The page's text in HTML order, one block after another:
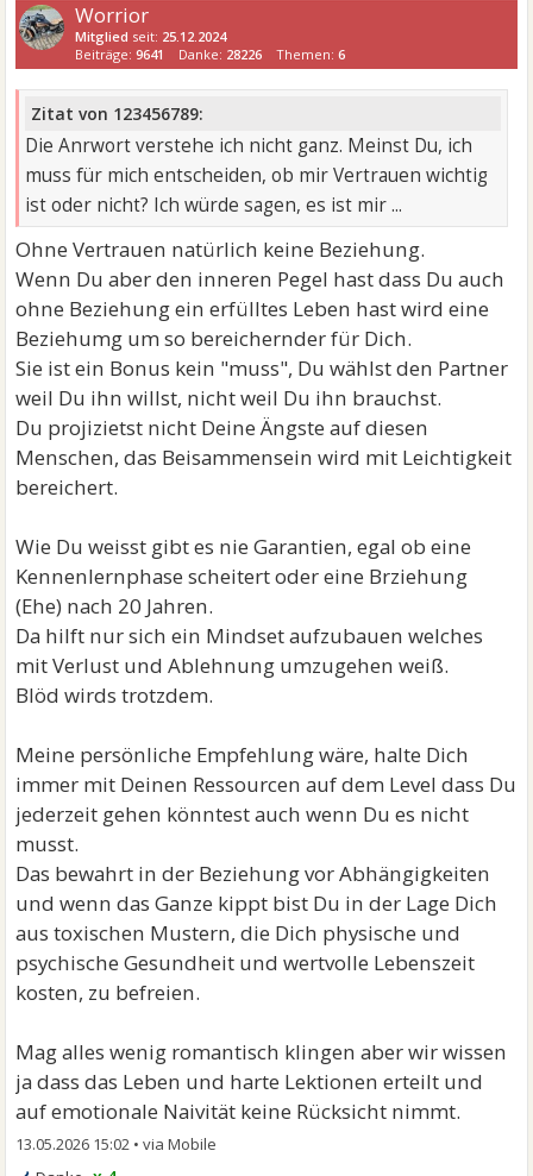
Worrior
Mitglied seit: 25.12.2024
Beiträge:9641 Danke: 28226 Themen:6
Zitat von 123456789:
Die Anrwort verstehe ich nicht ganz. Meinst Du, ich
muss für mich entscheiden, ob mir Vertrauen wichtig
ist oder nicht? Ich würde sagen, es ist mir ...
Ohne Vertrauen natürlich keine Beziehung.
Wenn Du aber den inneren Pegel hast dass Du auch
ohne Beziehung ein erfülltes Leben hast wird eine
Beziehumg um so bereichernder für Dich.
Sie ist ein Bonus kein "muss", Du wählst den Partner
weil Du ihn willst, nicht weil Du ihn brauchst.
Du projizietst nicht Deine Ängste auf diesen
Menschen, das Beisammensein wird mit Leichtigkeit
bereichert.
Wie Du weisst gibt es nie Garantien, egal ob eine
Kennenlernphase scheitert oder eine Brziehung
(Ehe) nach 20 Jahren.
Da hilft nur sich ein Mindset aufzubauen welches
mit Verlust und Ablehnung umzugehen weiß.
Blöd wirds trotzdem.
Meine persönliche Empfehlung wäre, halte Dich
immer mit Deinen Ressourcen auf dem Level dass Du
jederzeit gehen könntest auch wenn Du es nicht
musst.
Das bewahrt in der Beziehung vor Abhängigkeiten
und wenn das Ganze kippt bist Du in der Lage Dich
aus toxischen Mustern, die Dich physische und
psychische Gesundheit und wertvolle Lebenszeit
kosten, zu befreien.
Mag alles wenig romantisch klingen aber wir wissen
ja dass das Leben und harte Lektionen erteilt und
auf emotionale Naivität keine Rücksicht nimmt.
13.05.2026 15:02 •